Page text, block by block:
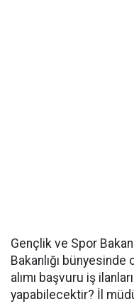
Gençlik ve Spor
Bakanlığı
alımı başvuru iş
yapabilecektir? İl